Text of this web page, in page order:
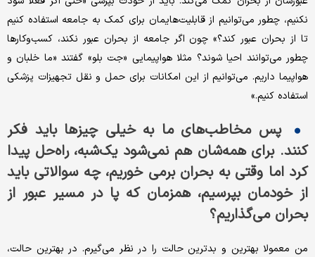
نکنیم، چطور می‌توانیم از قابلیت‌هایمان برای کمک به جامعه استفاده کنیم
تا از بحران عبور کند؟» چون اگر جامعه از بحران عبور نکند، کسب‌وکارها
چطور می‌توانند احیا شوند؟ مثلا هواپیمایی «جت بلو» گفتند «ما خلبان و
هواپیما داریم. می‌توانیم از این امکانات برای حمل و نقل تجهیزات پزشکی
استفاده کنیم.»
پس مخاطب‌های ما به خیلی چیزها باید فکر
کنند. برای همه‌شان هم نمی‌شود یک‌‌شبه، راه‌حل پیدا
کرد اما وقتی به بحران برمی خوریم، چه سوالاتی باید
از خودمان بپرسیم، همزمان که پا در مسیر عبور از
بحران می‌گذاریم؟
من معمولا بهترین و بدترین حالت را در نظر می‌گیرم. در بهترین حالت،